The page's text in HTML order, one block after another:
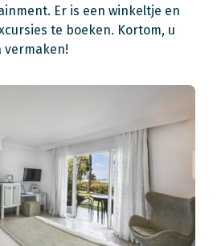
Er is een winkeltje en
te boeken. Kortom, u
vermaken!